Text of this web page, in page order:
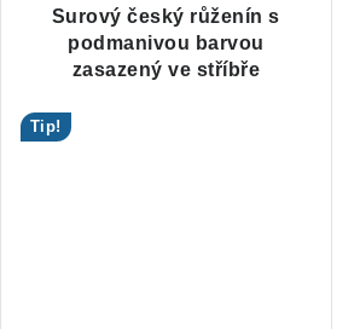
Surový český růženín s
podmanivou barvou
zasazený ve stříbře
Tip!